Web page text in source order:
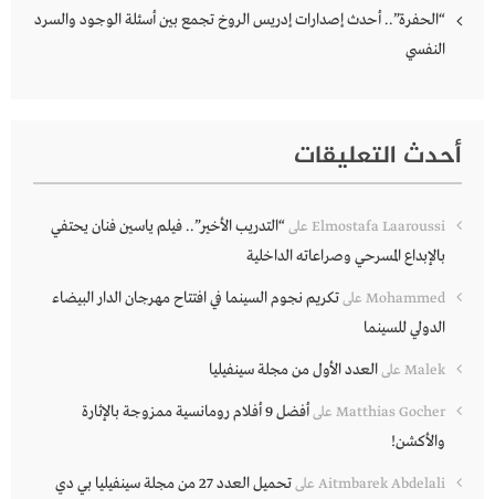
“الحفرة”.. أحدث إصدارات إدريس الروخ تجمع بين أسئلة الوجود والسرد
النفسي
أحدث التعليقات
Elmostafa Laaroussi على“التدريب الأخير”.. فيلم ياسين فنان يحتفي
بالإبداع المسرحي وصراعاته الداخلية
Mohammed علىتكريم نجوم السينما في افتتاح مهرجان الدار البيضاء
الدولي للسينما
Malek علىالعدد الأول من مجلة سينفيليا
Matthias Gocher على
أفضل 9 أفلام رومانسية ممزوجة بالإثارة
والأكشن!
Aitmbarek Abdelali على
تحميل العدد 27 من مجلة سينفيليا بي دي